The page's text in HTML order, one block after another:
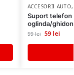
ACCESORII AUTO
Suport telefon
oglinda/ghidon
99lei 59 lei